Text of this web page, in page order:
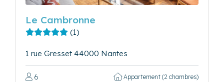
Le Cambronne
(1)
1 rue Gresset 44000 Nantes
6 Appartement (2 chambres)